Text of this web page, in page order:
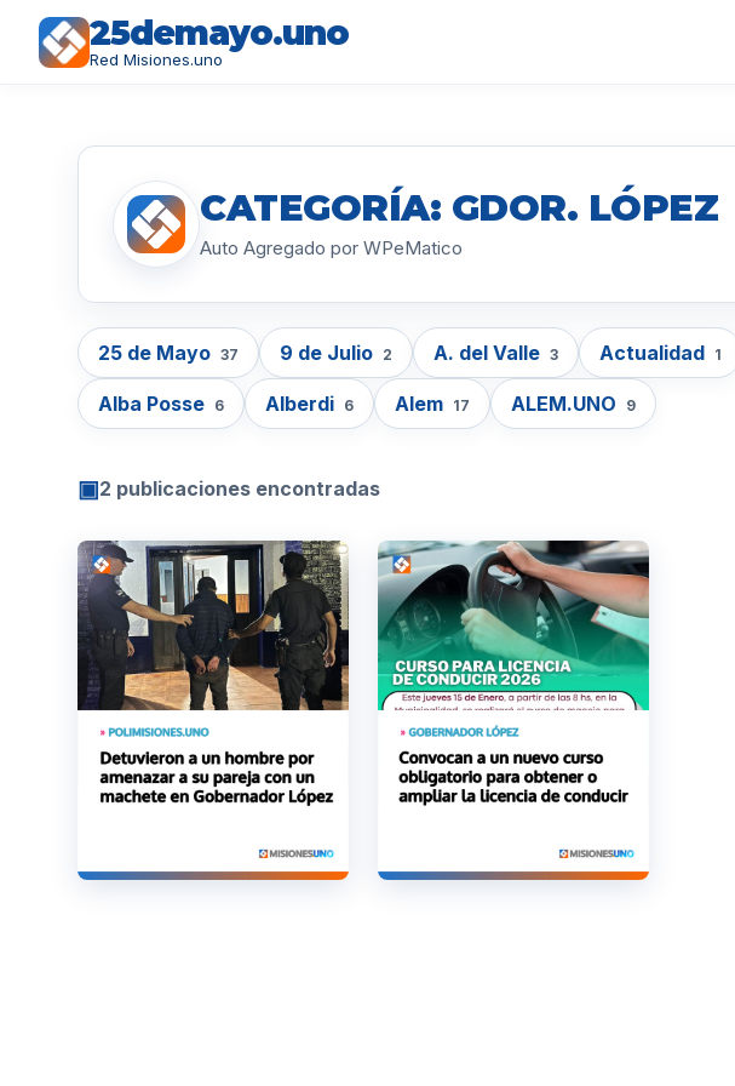
25demayo.uno
Red Misiones.uno
CATEGORÍA: GDOR. LÓPEZ
Auto Agregado por WPeMatico
25 de Mayo 37 9 de Julio 2 A. del Valle 3 Actualidad 1
Alba Posse 6 Alberdi 6 Alem 17 ALEM.UNO 9
▣2 publicaciones encontradas